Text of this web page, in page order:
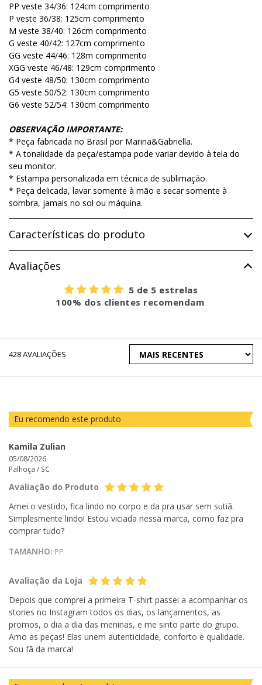
PP veste 34/36: 124cm comprimento
P veste 36/38: 125cm comprimento
M veste 38/40: 126cm comprimento
G veste 40/42: 127cm comprimento
GG veste 44/46: 128m comprimento
XGG veste 46/48: 129cm comprimento
G4 veste 48/50: 130cm comprimento
G5 veste 50/52: 130cm comprimento
G6 veste 52/54: 130cm comprimento
OBSERVAÇÃO IMPORTANTE:
* Peça fabricada no Brasil por Marina&Gabriella.
* A tonalidade da peça/estampa pode variar devido à tela do
seu monitor.
* Estampa personalizada em técnica de sublimação.
* Peça delicada, lavar somente à mão e secar somente à
sombra, jamais no sol ou máquina.
Características do produto
Avaliações
5 de 5 estrelas
100% dos clientes recomendam
428AVALIAÇÕES
ORDENAR
AVALIAÇÕES
Eu recomendo este produto
Kamila Zulian
05/08/2026
Palhoça / SC
Avaliação do Produto
Amei o vestido, fica lindo no corpo e da pra usar sem sutiã.
Simplesmente lindo! Estou viciada nessa marca, como faz pra
comprar tudo?
TAMANHO: PP
Avaliação da Loja
Depois que comprei a primeira T-shirt passei a acompanhar os
stories no Instagram todos os dias, os lançamentos, as
promos, o dia a dia das meninas, e me sinto parte do grupo.
Amo as peças! Elas unem autenticidade, conforto e qualidade.
Sou fã da marca!